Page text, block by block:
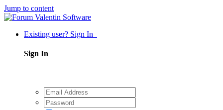
Jump to content
Existing user? Sign In
Sign In